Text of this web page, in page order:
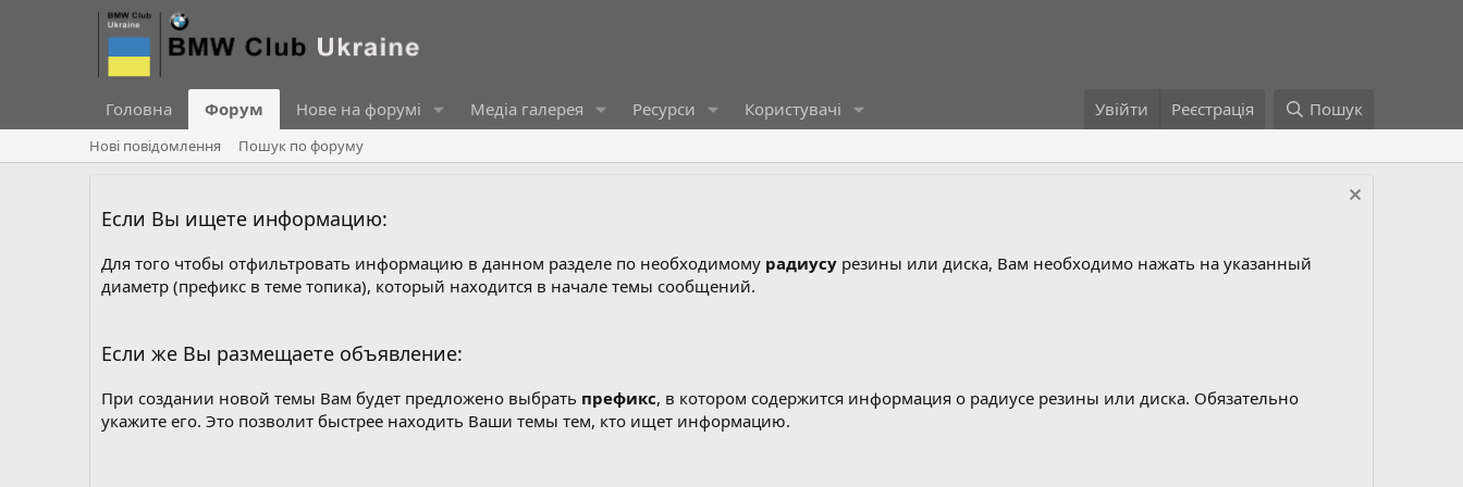
Головна Форум Нове на форумі Медіа галерея Ресурси Користувачі Увійти Реєстрація Пошук
Нові повідомлення Пошук по форуму
Если Вы ищете информацию:
Для того чтобы отфильтровать информацию в данном разделе по необходимому радиусу резины или диска, Вам необходимо нажать на указанный
диаметр (префикс в теме топика), который находится в начале темы сообщений.
Если же Вы размещаете объявление:
При создании новой темы Вам будет предложено выбрать префикс, в котором содержится информация о радиусе резины или диска. Обязательно
укажите его. Это позволит быстрее находить Ваши темы тем, кто ищет информацию.